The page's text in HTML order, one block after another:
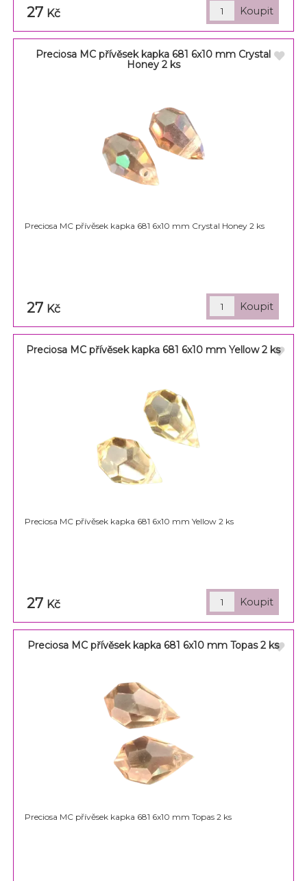
27 Kč
Preciosa MC přívěsek kapka 681 6x10 mm Crystal
Honey 2 ks
Preciosa MC přívěsek kapka 681 6x10 mm Crystal Honey 2 ks
27 Kč
Preciosa MC přívěsek kapka 681 6x10 mm Yellow 2 ks
Preciosa MC přívěsek kapka 681 6x10 mm Yellow 2 ks
27 Kč
Preciosa MC přívěsek kapka 681 6x10 mm Topas 2 ks
Preciosa MC přívěsek kapka 681 6x10 mm Topas 2 ks